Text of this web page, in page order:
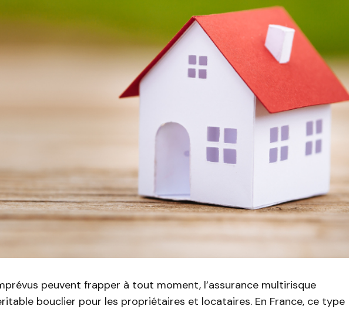
peuvent frapper à tout moment, l’assurance multirisque
bouclier pour les propriétaires et locataires. En France, ce type